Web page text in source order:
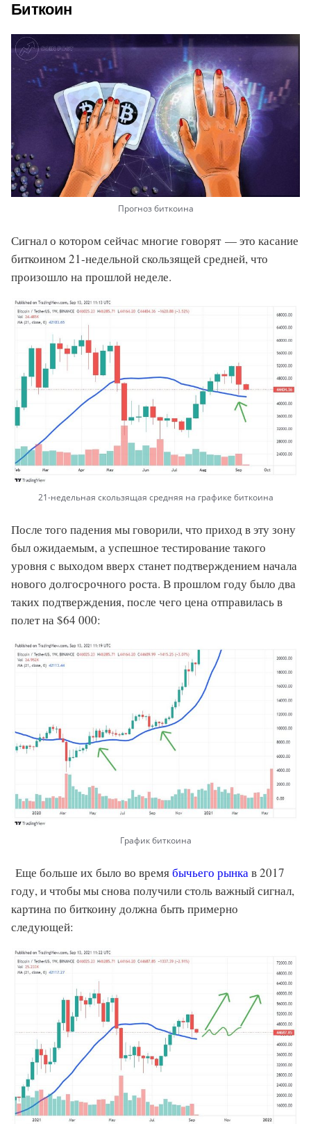
Биткоин
Прогноз биткоина
Сигнал о котором сейчас многие говорят — это касание
биткоином 21-недельной скользящей средней, что
произошло на прошлой неделе.
21-недельная скользящая средняя на графике биткоина
После того падения мы говорили, что приход в эту зону
был ожидаемым, а успешное тестирование такого
уровня с выходом вверх станет подтверждением начала
нового долгосрочного роста. В прошлом году было два
таких подтверждения, после чего цена отправилась в
полет на $64 000:
График биткоина
Еще больше их было во времябычьего рынкав 2017
году, и чтобы мы снова получили столь важный сигнал,
картина по биткоину должна быть примерно
следующей: